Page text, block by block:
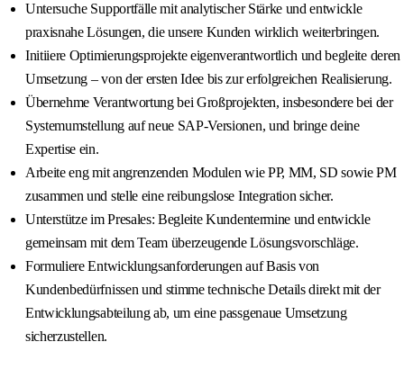
Untersuche Supportfälle mit analytischer Stärke und entwickle
praxisnahe Lösungen, die unsere Kunden wirklich weiterbringen.
Initiiere Optimierungsprojekte eigenverantwortlich und begleite deren
Umsetzung – von der ersten Idee bis zur erfolgreichen Realisierung.
Übernehme Verantwortung bei Großprojekten, insbesondere bei der
Systemumstellung auf neue SAP‑Versionen, und bringe deine
Expertise ein.
Arbeite eng mit angrenzenden Modulen wie PP, MM, SD sowie PM
zusammen und stelle eine reibungslose Integration sicher.
Unterstütze im Presales: Begleite Kundentermine und entwickle
gemeinsam mit dem Team überzeugende Lösungsvorschläge.
Formuliere Entwicklungsanforderungen auf Basis von
Kundenbedürfnissen und stimme technische Details direkt mit der
Entwicklungsabteilung ab, um eine passgenaue Umsetzung
sicherzustellen.